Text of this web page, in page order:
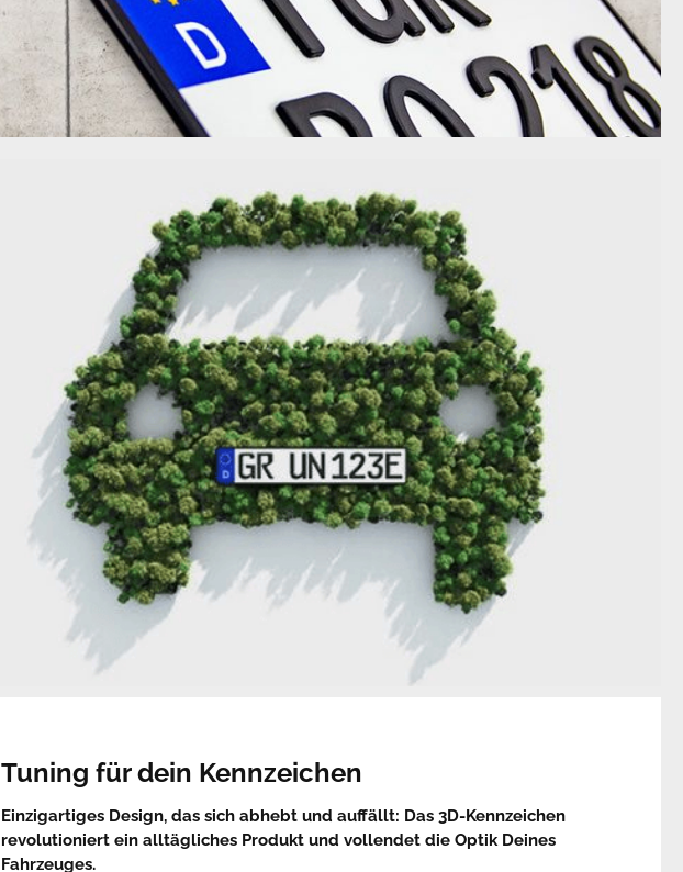
Tuning für dein Kennzeichen
Einzigartiges Design, das sich abhebt und auffällt: Das 3D-Kennzeichen
revolutioniert ein alltägliches Produkt und vollendet die Optik Deines
Fahrzeuges.